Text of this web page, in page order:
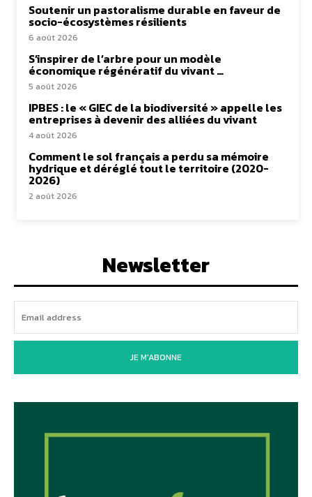
Soutenir un pastoralisme durable en faveur de
socio-écosystèmes résilients
6 août 2026
S’inspirer de l’arbre pour un modèle
économique régénératif du vivant …
5 août 2026
IPBES : le « GIEC de la biodiversité » appelle les
entreprises à devenir des alliées du vivant
4 août 2026
Comment le sol français a perdu sa mémoire
hydrique et déréglé tout le territoire (2020-
2026)
2 août 2026
Newsletter
JE M'ABONNE